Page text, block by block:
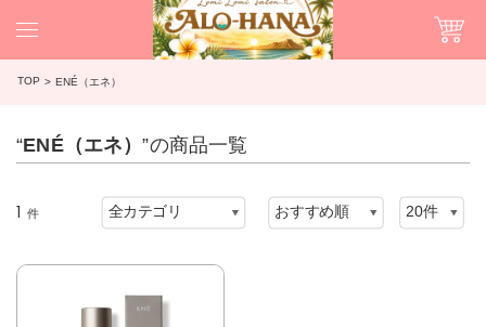
TOP ENÉ（エネ）
“ENÉ（エネ）”の商品一覧
1 件